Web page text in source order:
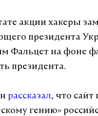
акции хакеры
президента
Фальцет на фоне
президента.
рассказал, что сайт
гению»